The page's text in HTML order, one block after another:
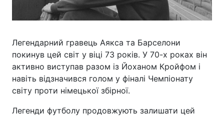
Легендарний гравець Аякса та Барселони
покинув цей світ у віці 73 років. У 70-х роках він
активно виступав разом із Йоханом Кройфом і
навіть відзначився голом у фіналі Чемпіонату
світу проти німецької збірної.
Легенди футболу продовжують залишати цей